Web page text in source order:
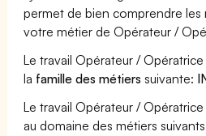
permet de bien comprendre les
votre métier de Opérateur /
Le travail Opérateur /
la famille des métiers suivante:
Le travail Opérateur /
au domaine des métiers